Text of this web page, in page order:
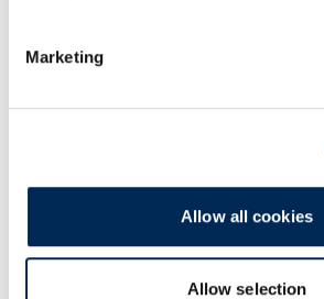
Marketing
Allow all cookies
Allow selection